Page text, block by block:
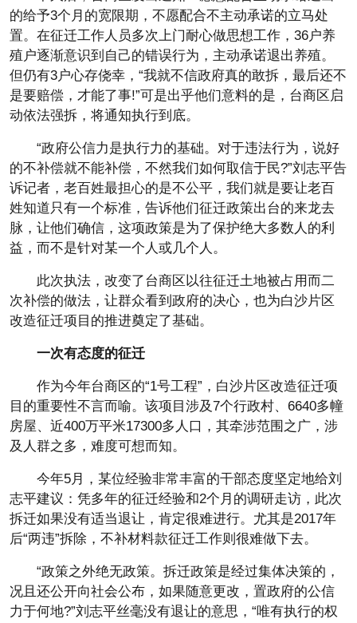
的给予3个月的宽限期，不愿配合不主动承诺的立马处
置。在征迁工作人员多次上门耐心做思想工作，36户养
殖户逐渐意识到自己的错误行为，主动承诺退出养殖。
但仍有3户心存侥幸，“我就不信政府真的敢拆，最后还不
是要赔偿，才能了事!”可是出乎他们意料的是，台商区启
动依法强拆，将通知执行到底。
“政府公信力是执行力的基础。对于违法行为，说好
的不补偿就不能补偿，不然我们如何取信于民?”刘志平告
诉记者，老百姓最担心的是不公平，我们就是要让老百
姓知道只有一个标准，告诉他们征迁政策出台的来龙去
脉，让他们确信，这项政策是为了保护绝大多数人的利
益，而不是针对某一个人或几个人。
此次执法，改变了台商区以往征迁土地被占用而二
次补偿的做法，让群众看到政府的决心，也为白沙片区
改造征迁项目的推进奠定了基础。
一次有态度的征迁
作为今年台商区的“1号工程”，白沙片区改造征迁项
目的重要性不言而喻。该项目涉及7个行政村、6640多幢
房屋、近400万平米17300多人口，其牵涉范围之广，涉
及人群之多，难度可想而知。
今年5月，某位经验非常丰富的干部态度坚定地给刘
志平建议：凭多年的征迁经验和2个月的调研走访，此次
拆迁如果没有适当退让，肯定很难进行。尤其是2017年
后“两违”拆除，不补材料款征迁工作则很难做下去。
“政策之外绝无政策。拆迁政策是经过集体决策的，
况且还公开向社会公布，如果随意更改，置政府的公信
力于何地?”刘志平丝毫没有退让的意思，“唯有执行的权